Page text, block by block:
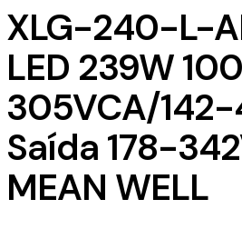
0.7A
-
MEAN
WELL
quantidade
XLG-240-L-
LED 239W
305VCA/142-
Saída 178-
MEAN WELL